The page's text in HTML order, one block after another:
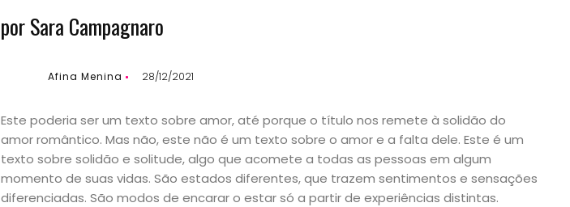
por Sara Campagnaro
Afina Menina 28/12/2021
Este poderia ser um texto sobre amor, até porque o título nos remete à solidão do
amor romântico. Mas não, este não é um texto sobre o amor e a falta dele. Este é um
texto sobre solidão e solitude, algo que acomete a todas as pessoas em algum
momento de suas vidas. São estados diferentes, que trazem sentimentos e sensações
diferenciadas. São modos de encarar o estar só a partir de experiências distintas.